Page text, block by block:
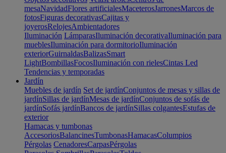
mesaNavidadFlores artificialesMaceterosJarronesMarcos de
fotosFiguras decorativasCajitas y
joyerosRelojesAmbientadores
Iluminación LámparasIluminación decorativaIluminación para
mueblesIluminación para dormitorioIluminación
exteriorGuirnaldasBalizasSmart
LightBombillasFocosIluminación con rielesCintas Led
Tendencias y temporadas
Jardín
Muebles de jardín Set de jardínConjuntos de mesas y sillas de
jardínSillas de jardínMesas de jardínConjuntos de sofás de
jardínSofás jardínBancos de jardínSillas colgantesEstufas de
exterior
Hamacas y tumbonas
AccesoriosBalancinesTumbonasHamacasColumpios
Pérgolas CenadoresCarpasPérgolas